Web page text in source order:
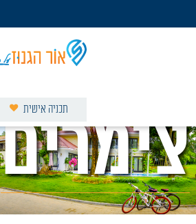
תכניה אישית
וילות באור הגנוז
צימרים באור הגנוז
אטרקציות בסביבה
מסלולים בסביבה
צימרים